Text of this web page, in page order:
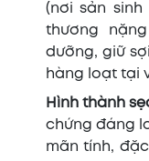
(nơi sản
thương
dưỡng, giữ
hàng loạt tại
Hình thành
chứng đáng
mãn tính,